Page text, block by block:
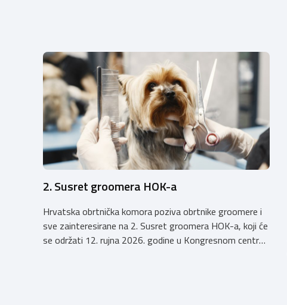
2. Susret groomera HOK-a
Hrvatska obrtnička komora poziva obrtnike groomere i
sve zainteresirane na 2. Susret groomera HOK-a, koji će
se održati 12. rujna 2026. godine u Kongresnom centru